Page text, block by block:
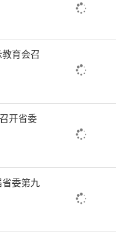
育会召
开省委
委第九